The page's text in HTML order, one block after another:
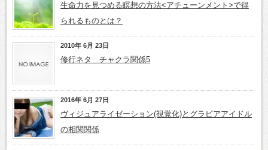
生命力を見つめる瞑想の方法<アチューンメント>で得
られるものとは？
2010年 6月 23日
修行ネタ チャクラ関係5
2016年 6月 27日
ヴィジュアライゼーション(視覚化)とグラビアアイドル
の相関関係